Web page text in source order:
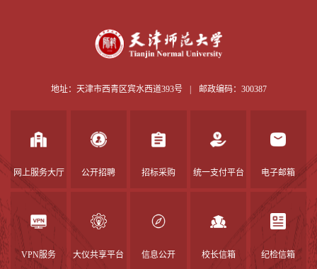
地址：天津市西青区宾水西道393号 邮政编码：300387
网上服务大厅 公开招聘 招标采购 统一支付平台 电子邮箱
VPN服务 大仪共享平台 信息公开 校长信箱 纪检信箱